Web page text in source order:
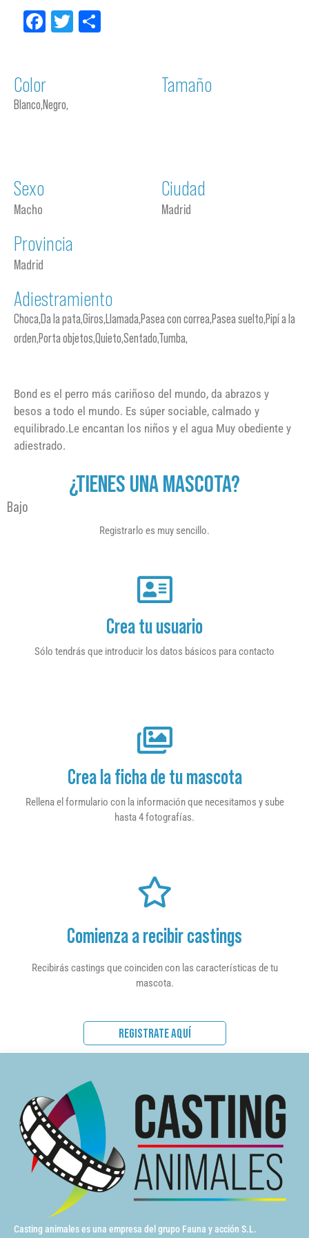
Facebook
Twitter
Color
Blanco,Negro,
Tamaño
Sexo
Macho
Ciudad
Madrid
Provincia
Madrid
Adiestramiento
Choca,Da la pata,Giros,Llamada,Pasea con correa,Pasea suelto,Pipí a la
orden,Porta objetos,Quieto,Sentado,Tumba,
Bond es el perro más cariñoso del mundo, da abrazos y
besos a todo el mundo. Es súper sociable, calmado y
equilibrado.Le encantan los niños y el agua Muy obediente y
adiestrado.
¿TIENES UNA MASCOTA?
Bajo
Registrarlo es muy sencillo.
Crea tu usuario
Sólo tendrás que introducir los datos básicos para contacto
Crea la ficha de tu mascota
Rellena el formulario con la información que necesitamos y sube
hasta 4 fotografías.
Comienza a recibir castings
Recibirás castings que coinciden con las características de tu
mascota.
REGISTRATE AQUÍ
Casting animales es una empresa del grupo Fauna y acción S.L.